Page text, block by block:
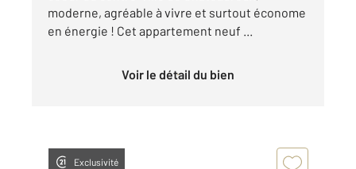
moderne, agréable à vivre et surtout économe
en énergie ! Cet appartement neuf ...
Voir le détail du bien
Exclusivité